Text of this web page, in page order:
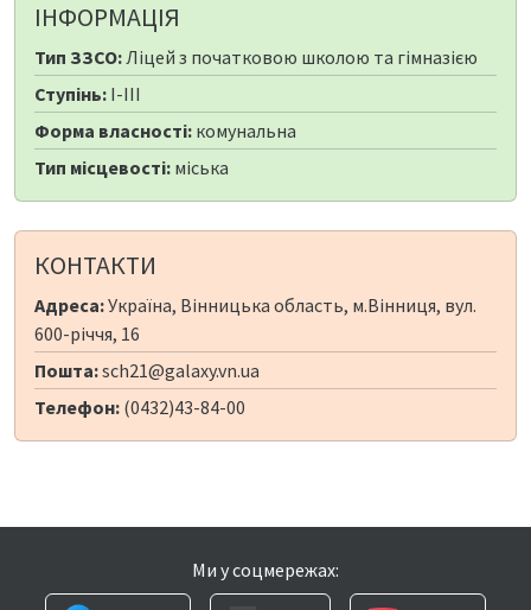
ІНФОРМАЦІЯ
Тип ЗЗСО:Ліцей з початковою школою та гімназією
Ступінь: I-III
Форма власності: комунальна
Тип місцевості: міська
КОНТАКТИ
Адреса:Україна, Вінницька область, м.Вінниця, вул.
600-річчя, 16
Пошта:sch21@galaxy.vn.ua
Телефон: (0432)43-84-00
Ми у соцмережах: